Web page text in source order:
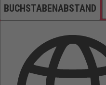
BUCHSTABENABSTAND